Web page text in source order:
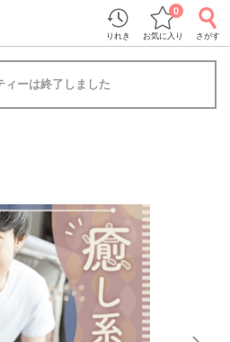
りれき お気に入り
0
さがす
ィーは終了しました